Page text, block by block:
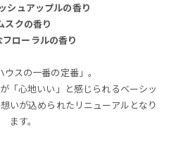
シュアップルの香り
スクの香り
ローラルの香り
ウスの一番の定番」。
「心地いい」と感じられるベーシッ
いが込められたリニューアルとなり
ます。